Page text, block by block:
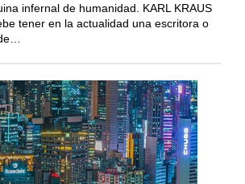
infernal de humanidad. KARL KRAUS
tener en la actualidad una escritora o